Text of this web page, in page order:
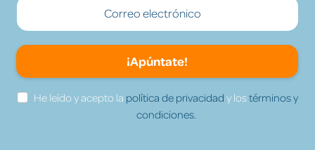
¡Apúntate!
He leído y acepto la política de privacidad y lostérminos y
condiciones.